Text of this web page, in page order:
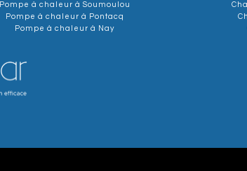
Pompe à chaleur à Soumoulou
Pompe à chaleur à Pontacq
Pompe à chaleur à Nay